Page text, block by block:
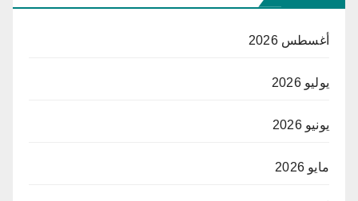
أغسطس 2026
يوليو 2026
يونيو 2026
مايو 2026